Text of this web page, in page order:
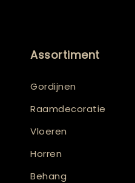
Assortiment
Gordijnen
Raamdecoratie
Vloeren
Horren
Behang